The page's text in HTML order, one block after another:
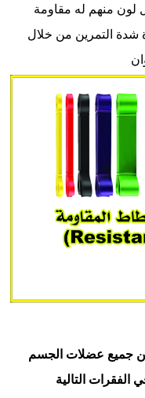
لون منهم له مقاومة
شدة التمرين من خلال
جميع عضلات الجسم
التالية